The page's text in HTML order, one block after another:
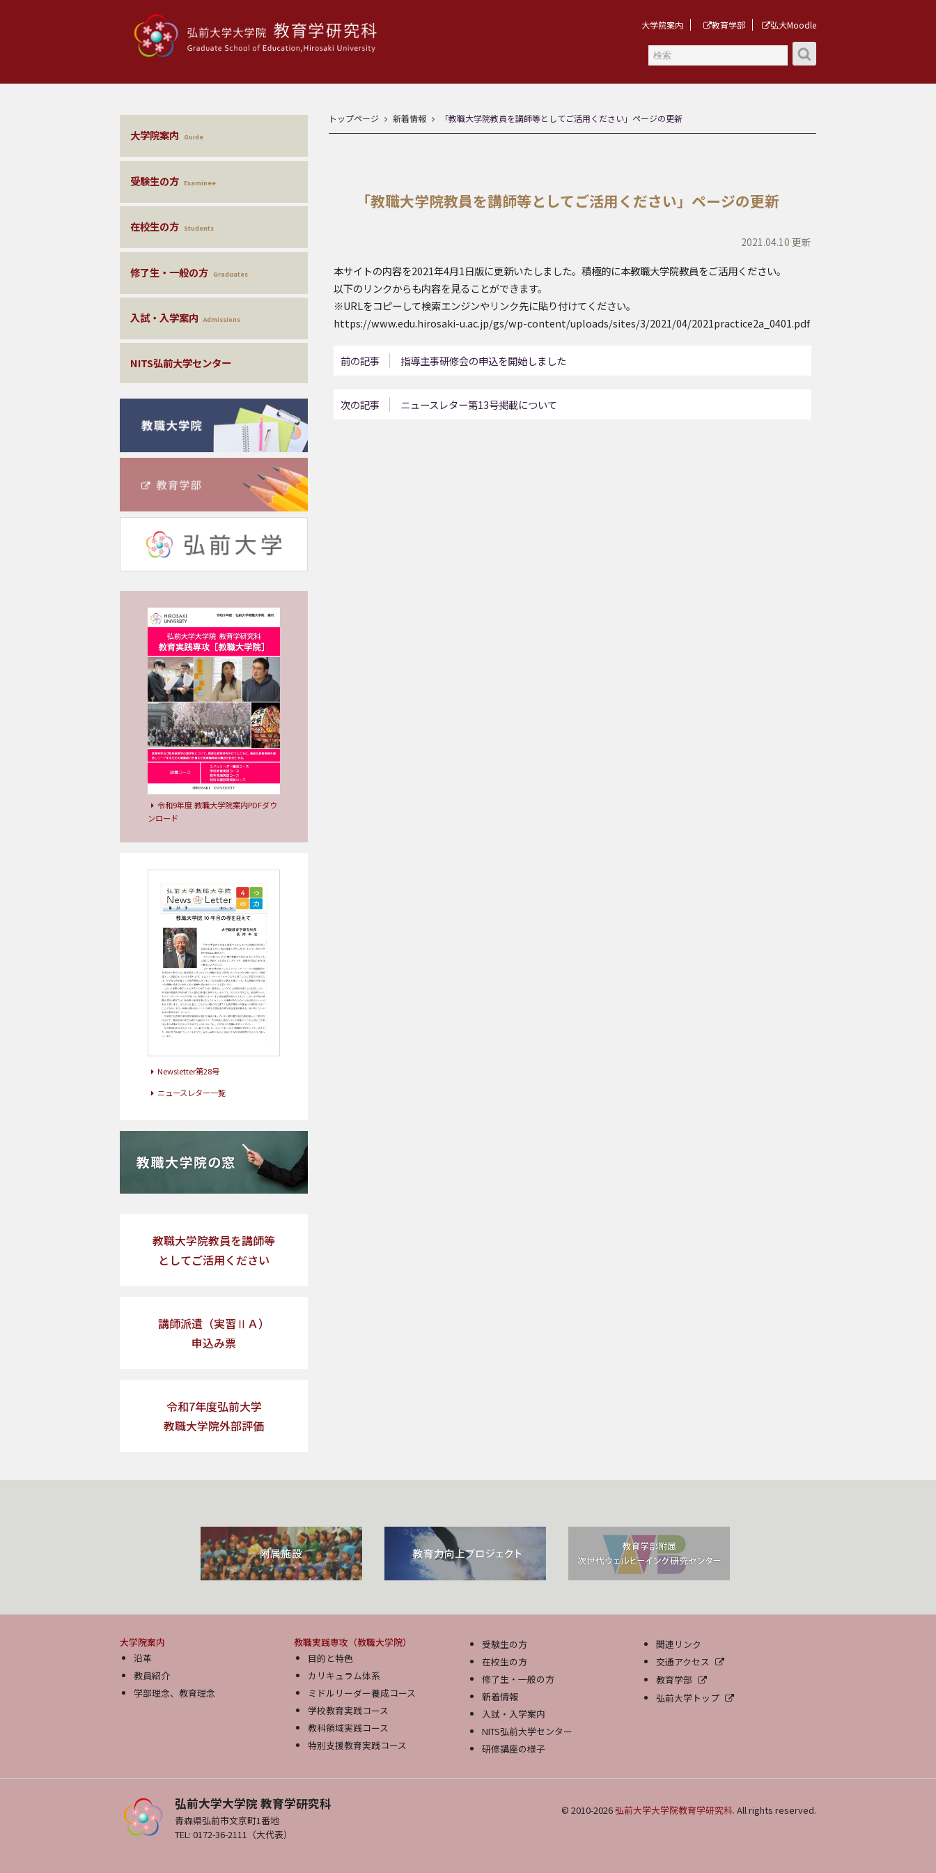
大学院案内 教育学部 弘大Moodle
トップページ 新着情報 「教職大学院教員を講師等としてご活用ください」ページの更新
「教職大学院教員を講師等としてご活用ください」ページの更新
2021.04.10 更新
本サイトの内容を2021年4月1日版に更新いたしました。積極的に本教職大学院教員をご活用ください。
以下のリンクからも内容を見ることができます。
※URLをコピーして検索エンジンやリンク先に貼り付けてください。
https://www.edu.hirosaki-u.ac.jp/gs/wp-content/uploads/sites/3/2021/04/2021practice2a_0401.pdf
前の記事 指導主事研修会の申込を開始しました
次の記事 ニュースレター第13号掲載について
大学院案内 Guide
受験生の方 Examinee
在校生の方 Students
修了生・一般の方 Graduates
入試・入学案内 Admissions
NITS弘前大学センター
令和9年度 教職大学院案内PDFダウ
ンロード
Newsletter第28号
ニュースレター一覧
教職大学院教員を講師等
としてご活用ください
講師派遣（実習ⅡＡ）
申込み票
令和7年度弘前大学
教職大学院外部評価
大学院案内
沿革
教員紹介
学部理念、教育理念
教職実践専攻（教職大学院）
目的と特色
カリキュラム体系
ミドルリーダー養成コース
学校教育実践コース
教科領域実践コース
特別支援教育実践コース
受験生の方
在校生の方
修了生・一般の方
新着情報
入試・入学案内
NITS弘前大学センター
研修講座の様子
関連リンク
交通アクセス
教育学部
弘前大学トップ
弘前大学大学院 教育学研究科
青森県弘前市文京町1番地
TEL: 0172-36-2111（大代表）
© 2010-2026弘前大学大学院教育学研究科. All rights reserved.